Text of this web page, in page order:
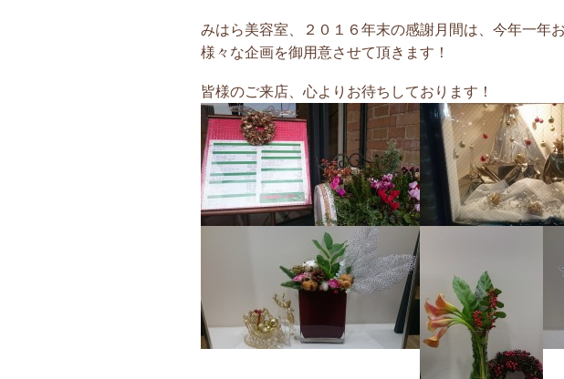
みはら美容室、２０１６年末の感謝月間は、 今年一年
様々な企画を御用意させて頂きます！
皆様のご来店、心よりお待ちしております！